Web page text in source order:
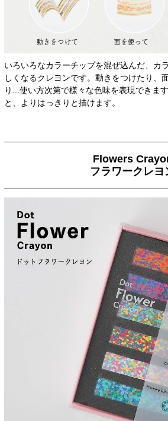
いろいろなカラーチップを混ぜ込んだ、カ
しくなるクレヨンです。動きをつけたり、
り...使い方次第で様々な色味を表現できま
と、よりはっきりと描けます。
Flowers
フラワークレヨ